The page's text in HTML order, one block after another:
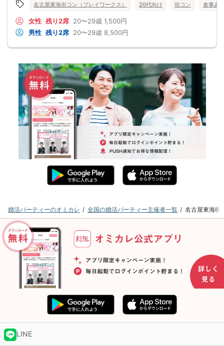
名古屋東海街コン（プレイワークス） 20代向け 街コン 食事あ
女性 残り2席 20〜29歳 1,500円
男性 残り2席 20〜29歳 8,500円
婚活パーティーのオミカレ 全国の婚活パーティー主催者一覧 名古屋東海街
LINE